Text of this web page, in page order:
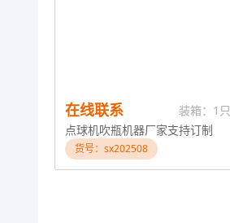
在线联系
装箱：1只
点球机吹瓶机器厂家支持订制
货号：sx202508